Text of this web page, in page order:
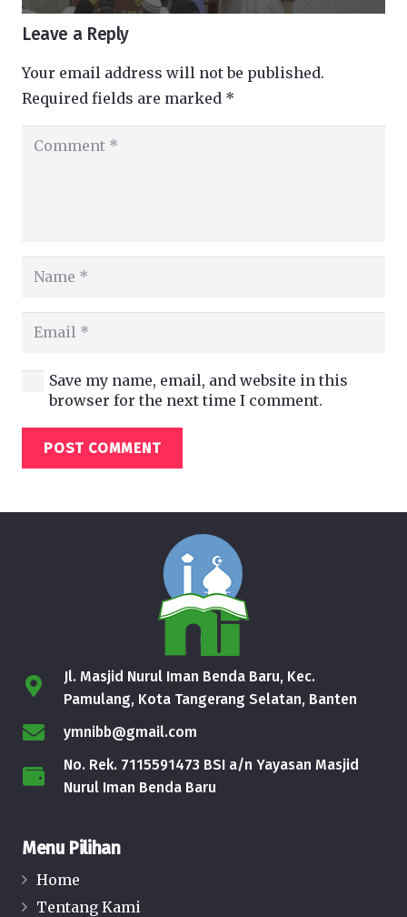
Leave a Reply
Your email address will not be published.
Required fields are marked *
Save my name, email, and website in this
browser for the next time I comment.
POST COMMENT
Jl. Masjid Nurul Iman Benda Baru, Kec.
Pamulang, Kota Tangerang Selatan, Banten
ymnibb@gmail.com
No. Rek. 7115591473 BSI a/n Yayasan Masjid
Nurul Iman Benda Baru
Menu Pilihan
Home
Tentang Kami